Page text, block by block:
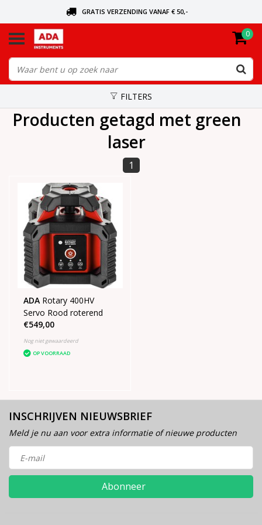
GRATIS VERZENDING VANAF € 50,-
VANDAAG BESTELD, VANDAAG VERZONDEN
0
FILTERS
Producten getagd met green
laser
1
ADA Rotary 400HV
Servo Rood roterend
€549,00
Nog niet gewaardeerd
OP VOORRAAD
INSCHRIJVEN NIEUWSBRIEF
Meld je nu aan voor extra informatie of nieuwe producten
Abonneer